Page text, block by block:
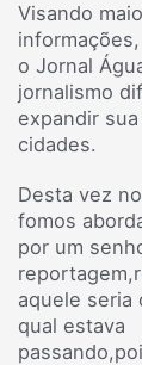
Visando
informações,
o Jornal
jornalismo
expandir
cidades.
Desta vez
fomos
por um
aquele seria
qual estava